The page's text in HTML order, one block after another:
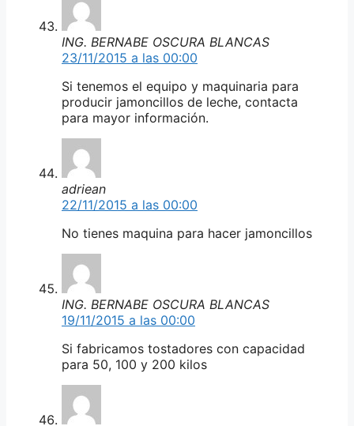
ING. BERNABE OSCURA BLANCAS
23/11/2015 a las 00:00
Si tenemos el equipo y maquinaria para
producir jamoncillos de leche, contacta
para mayor información.
adriean
22/11/2015 a las 00:00
No tienes maquina para hacer jamoncillos
ING. BERNABE OSCURA BLANCAS
19/11/2015 a las 00:00
Si fabricamos tostadores con capacidad
para 50, 100 y 200 kilos